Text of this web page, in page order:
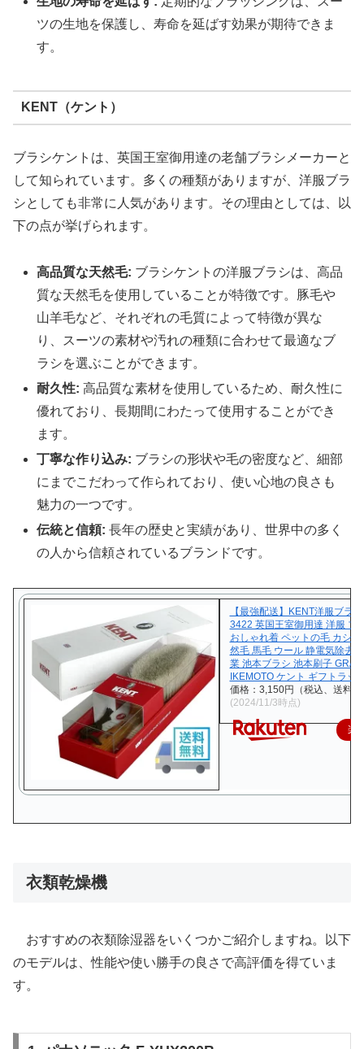
ツの生地を保護し、寿命を延ばす効果が期待できま
す。
KENT（ケント）
ブラシケントは、英国王室御用達の老舗ブラシメーカーと
して知られています。多くの種類がありますが、洋服ブラ
シとしても非常に人気があります。その理由としては、以
下の点が挙げられます。
高品質な天然毛: ブラシケントの洋服ブラシは、高品
質な天然毛を使用していることが特徴です。豚毛や
山羊毛など、それぞれの毛質によって特徴が異な
り、スーツの素材や汚れの種類に合わせて最適なブ
ラシを選ぶことができます。
耐久性: 高品質な素材を使用しているため、耐久性に
優れており、長期間にわたって使用することができ
ます。
丁寧な作り込み: ブラシの形状や毛の密度など、細部
にまでこだわって作られており、使い心地の良さも
魅力の一つです。
伝統と信頼: 長年の歴史と実績があり、世界中の多く
の人から信頼されているブランドです。
【最強配送】KENT洋服ブラ
3422 英国王室御用達 洋服 ブ
おしゃれ着 ペットの毛 カシミ
然毛 馬毛 ウール 静電気除去
業 池本ブラシ 池本刷子
IKEMOTO ケント ギフトラッ
価格：3,150円（税込、送料無
(2024/11/3時点)
楽
衣類乾燥機
おすすめの衣類除湿器をいくつかご紹介しますね。以下
のモデルは、性能や使い勝手の良さで高評価を得ていま
す。